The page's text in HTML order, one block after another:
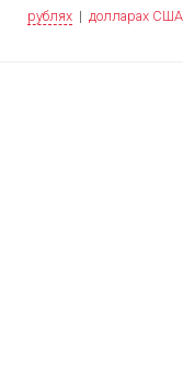
рублях | долларах США